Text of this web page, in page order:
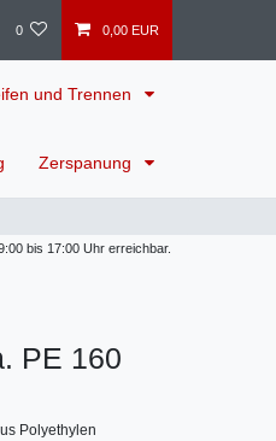
0 0,00 EUR
und Trennen
Zerspanung
bis 17:00 Uhr erreichbar.
PE 160
Polyethylen